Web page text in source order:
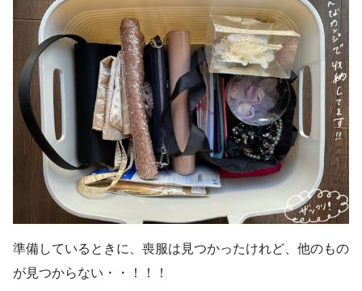
準備しているときに、喪服は見つかったけれど、他のもの
が見つからない・・！！！